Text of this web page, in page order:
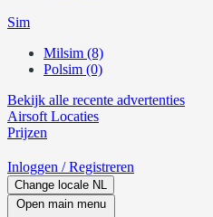
Sim
Milsim (8)
Polsim (0)
Bekijk alle recente advertenties
Airsoft Locaties
Prijzen
Inloggen / Registreren
Change locale NL
Open main menu